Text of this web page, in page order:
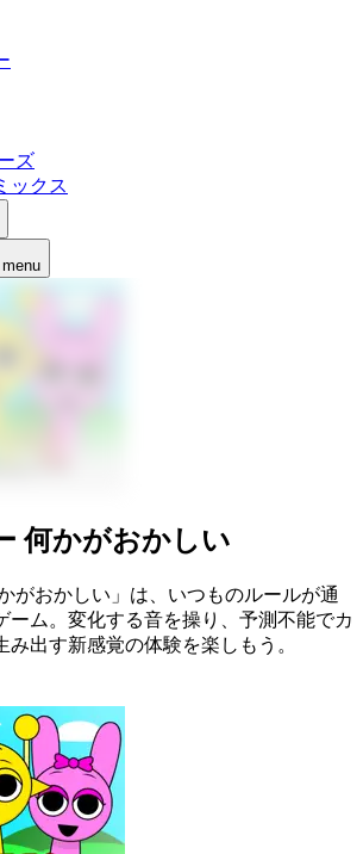
ズ
ックス
何かがおかしい
がおかしい」は、いつものルールが通
ーム。変化する音を操り、予測不能でカ
み出す新感覚の体験を楽しもう。